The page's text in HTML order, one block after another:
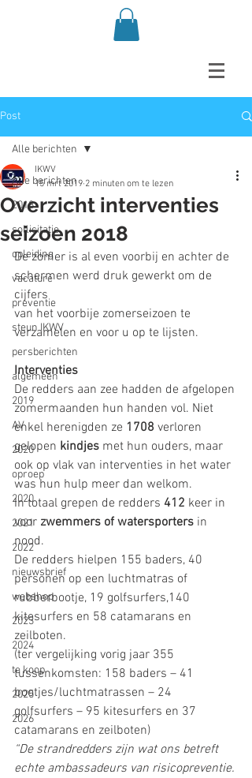
Post
Alle berichten
2018
sollicitatie
opleiding
vacature
preventie
steun IKWV
persberichten
algemeen
2019
AV
2020
oproep
2020
2021
2022
nieuwsbrief
webshop
2023
2024
te koop
2025
2026
Alle berichten
Overzicht interventies
seizoen 2018
IKWV
15 mrt 2019 2 minuten om te lezen
De zomer is al even voorbij en achter de
schermen werd druk gewerkt om de
cijfers
van het voorbije zomerseizoen te
verzamelen en voor u op te lijsten.
Interventies
De redders aan zee hadden de afgelopen
zomermaanden hun handen vol. Niet
enkel herenigden ze 1708 verloren
gelopen kindjes met hun ouders, maar
ook op vlak van interventies in het water
was hun hulp meer dan welkom.
In totaal grepen de redders 412 keer in
voor zwemmers of watersporters in
nood.
De redders hielpen 155 baders, 40
personen op een luchtmatras of
rubberbootje, 19 golfsurfers,140
kitesurfers en 58 catamarans en
zeilboten.
(ter vergelijking vorig jaar 355
tussenkomsten: 158 baders – 41
bootjes/luchtmatrassen – 24
golfsurfers – 95 kitesurfers en 37
catamarans en zeilboten)
“De strandredders zijn wat ons betreft
echte ambassadeurs van risicopreventie.